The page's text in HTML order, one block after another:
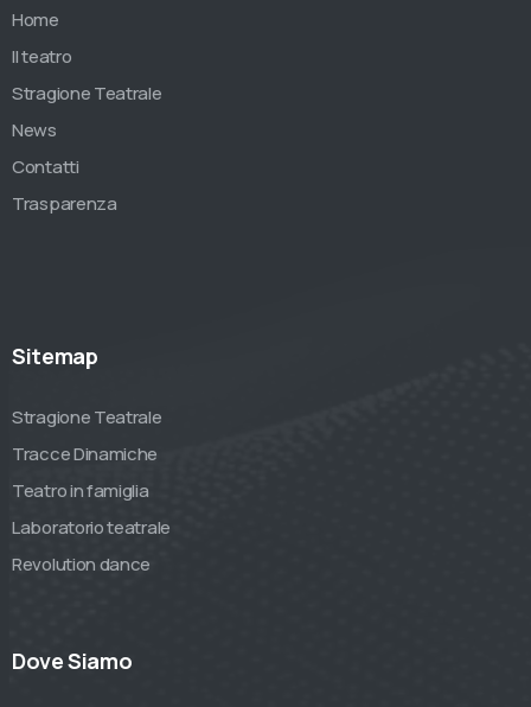
Home
Il teatro
Stragione Teatrale
News
Contatti
Trasparenza
Sitemap
Stragione Teatrale
Tracce Dinamiche
Teatro in famiglia
Laboratorio teatrale
Revolution dance
Dove Siamo